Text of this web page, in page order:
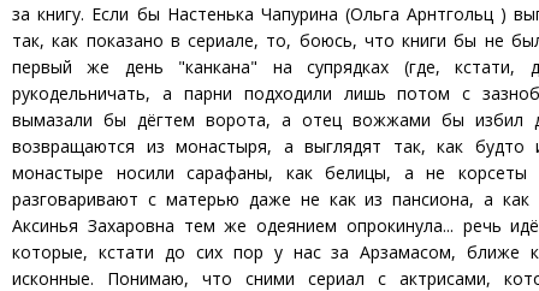
за книгу. Если бы Настенька Чапурина (Ольга Арнтгольц )
так, как показано в сериале, то, боюсь, что книги бы не
первый же день "канкана" на супрядках (где, кстати,
рукодельничать, а парни подходили лишь потом с
вымазали бы дёгтем ворота, а отец вожжами бы избил
возвращаются из монастыря, а выглядят так, как будто
монастыре носили сарафаны, как белицы, а не
разговаривают с матерью даже не как из пансиона, а как
Аксинья Захаровна тем же одеянием опрокинула... речь
которые, кстати до сих пор у нас за Арзамасом, ближе
исконные. Понимаю, что сними сериал с актрисами,